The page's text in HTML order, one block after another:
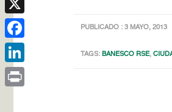
PUBLICADO : 3 MAYO, 2013
TAGS: BANESCO RSE,
X
Facebook
LinkedIn